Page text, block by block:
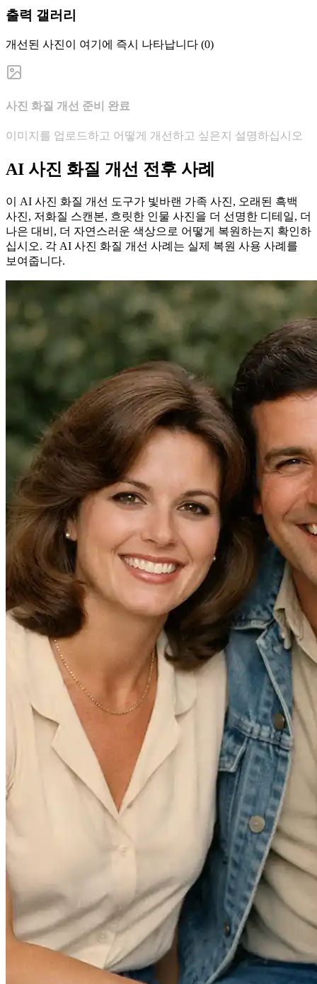
출력 갤러리
개선된 사진이 여기에 즉시 나타납니다 (0)
사진 화질 개선 준비 완료
이미지를 업로드하고 어떻게 개선하고 싶은지 설명하십시오
AI 사진 화질 개선 전후 사례
이 AI 사진 화질 개선 도구가 빛바랜 가족 사진, 오래된 흑백
사진, 저화질 스캔본, 흐릿한 인물 사진을 더 선명한 디테일, 더
나은 대비, 더 자연스러운 색상으로 어떻게 복원하는지 확인하
십시오. 각 AI 사진 화질 개선 사례는 실제 복원 사용 사례를
보여줍니다.